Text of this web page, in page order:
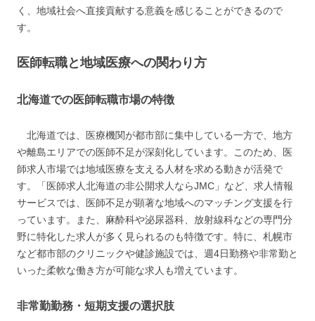
く、地域社会へ直接貢献する意義を感じることができるので
す。
医師転職と地域医療への関わり方
北海道での医師転職市場の特徴
北海道では、医療機関が都市部に集中している一方で、地方
や離島エリアでの医師不足が深刻化しています。このため、医
師求人市場では地域医療を支える人材を求める動きが活発で
す。「医師求人北海道の非公開求人ならJMC」など、求人情報
サービスでは、医師不足が顕著な地域へのマッチング支援を行
っています。また、麻酔科や泌尿器科、放射線科などの専門分
野に特化した求人が多く見られるのも特徴です。特に、札幌市
など都市部のクリニックや健診施設では、週4日勤務や非常勤と
いった柔軟な働き方が可能な求人も増えています。
非常勤勤務・短期支援の選択肢